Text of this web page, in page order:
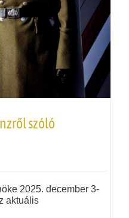
szóló
2025. december 3-
aktuális